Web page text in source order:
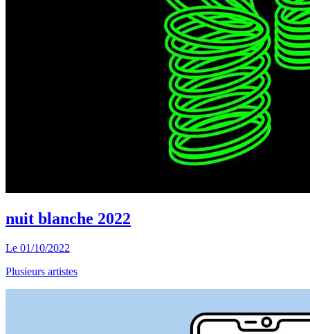
nuit blanche 2022
Le 01/10/2022
Plusieurs artistes